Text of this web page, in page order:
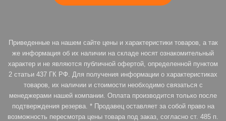
Приведенные на нашем сайте цены и характеристики товаров, а так
же информация об их наличии на складе носят ознакомительный
характер и не являются публичной офертой, определенной пунктом
2 статьи 437 ГК РФ. Для получения информации о характеристиках
товаров, их наличии и стоимости необходимо связаться с
менеджерами нашей компании. Оплата производится только после
подтверждения резерва. * Продавец оставляет за собой право на
возможность пересмотра цены товара под заказ, согласно ст. 485 п.